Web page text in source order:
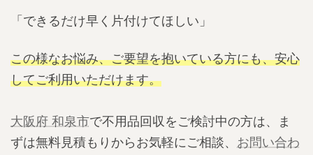
「できるだけ早く片付けてほしい」
この様なお悩み、ご要望を抱いている方にも、安心
してご利用いただけます。
大阪府 和泉市で不用品回収をご検討中の方は、ま
ずは無料見積もりからお気軽にご相談、 お問い合わ